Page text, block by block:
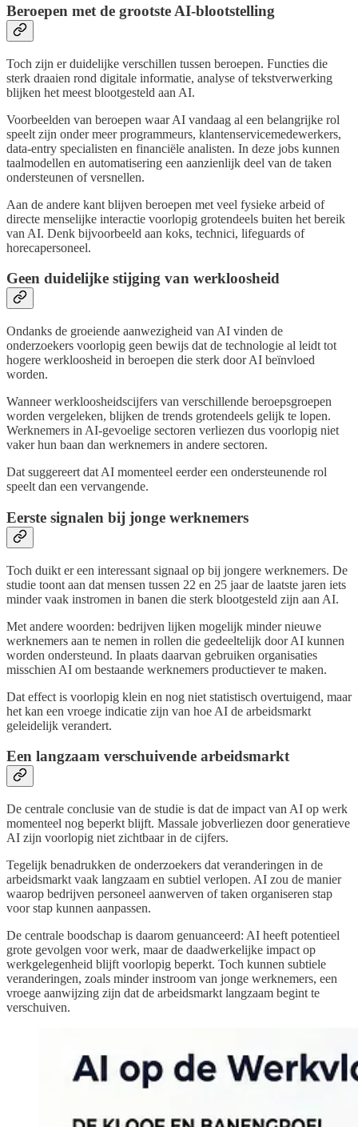
Beroepen met de grootste AI-blootstelling
Toch zijn er duidelijke verschillen tussen beroepen. Functies die
sterk draaien rond digitale informatie, analyse of tekstverwerking
blijken het meest blootgesteld aan AI.
Voorbeelden van beroepen waar AI vandaag al een belangrijke rol
speelt zijn onder meer programmeurs, klantenservicemedewerkers,
data-entry specialisten en financiële analisten. In deze jobs kunnen
taalmodellen en automatisering een aanzienlijk deel van de taken
ondersteunen of versnellen.
Aan de andere kant blijven beroepen met veel fysieke arbeid of
directe menselijke interactie voorlopig grotendeels buiten het bereik
van AI. Denk bijvoorbeeld aan koks, technici, lifeguards of
horecapersoneel.
Geen duidelijke stijging van werkloosheid
Ondanks de groeiende aanwezigheid van AI vinden de
onderzoekers voorlopig geen bewijs dat de technologie al leidt tot
hogere werkloosheid in beroepen die sterk door AI beïnvloed
worden.
Wanneer werkloosheidscijfers van verschillende beroepsgroepen
worden vergeleken, blijken de trends grotendeels gelijk te lopen.
Werknemers in AI-gevoelige sectoren verliezen dus voorlopig niet
vaker hun baan dan werknemers in andere sectoren.
Dat suggereert dat AI momenteel eerder een ondersteunende rol
speelt dan een vervangende.
Eerste signalen bij jonge werknemers
Toch duikt er een interessant signaal op bij jongere werknemers. De
studie toont aan dat mensen tussen 22 en 25 jaar de laatste jaren iets
minder vaak instromen in banen die sterk blootgesteld zijn aan AI.
Met andere woorden: bedrijven lijken mogelijk minder nieuwe
werknemers aan te nemen in rollen die gedeeltelijk door AI kunnen
worden ondersteund. In plaats daarvan gebruiken organisaties
misschien AI om bestaande werknemers productiever te maken.
Dat effect is voorlopig klein en nog niet statistisch overtuigend, maar
het kan een vroege indicatie zijn van hoe AI de arbeidsmarkt
geleidelijk verandert.
Een langzaam verschuivende arbeidsmarkt
De centrale conclusie van de studie is dat de impact van AI op werk
momenteel nog beperkt blijft. Massale jobverliezen door generatieve
AI zijn voorlopig niet zichtbaar in de cijfers.
Tegelijk benadrukken de onderzoekers dat veranderingen in de
arbeidsmarkt vaak langzaam en subtiel verlopen. AI zou de manier
waarop bedrijven personeel aanwerven of taken organiseren stap
voor stap kunnen aanpassen.
De centrale boodschap is daarom genuanceerd: AI heeft potentieel
grote gevolgen voor werk, maar de daadwerkelijke impact op
werkgelegenheid blijft voorlopig beperkt. Toch kunnen subtiele
veranderingen, zoals minder instroom van jonge werknemers, een
vroege aanwijzing zijn dat de arbeidsmarkt langzaam begint te
verschuiven.